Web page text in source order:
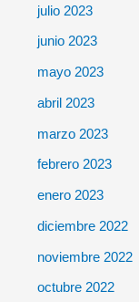
julio 2023
junio 2023
mayo 2023
abril 2023
marzo 2023
febrero 2023
enero 2023
diciembre 2022
noviembre 2022
octubre 2022